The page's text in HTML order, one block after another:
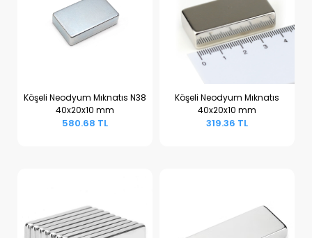
Sepete Ekle
Köşeli Neodyum Mıknatıs N38
40x20x10 mm
580.68 TL
Sepete Ekle
Köşeli Neodyum Mıknatıs
40x20x10 mm
319.36 TL